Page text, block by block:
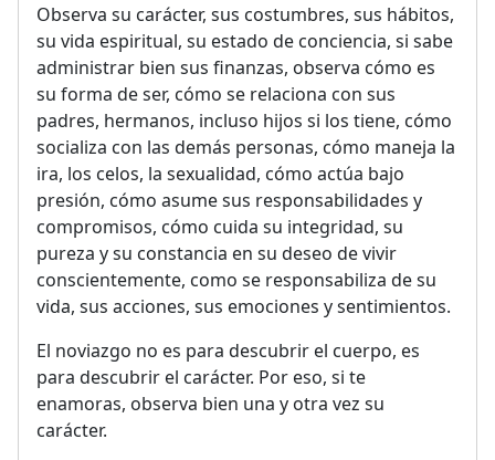
Observa su carácter, sus costumbres, sus hábitos,
su vida espiritual, su estado de conciencia, si sabe
administrar bien sus finanzas, observa cómo es
su forma de ser, cómo se relaciona con sus
padres, hermanos, incluso hijos si los tiene, cómo
socializa con las demás personas, cómo maneja la
ira, los celos, la sexualidad, cómo actúa bajo
presión, cómo asume sus responsabilidades y
compromisos, cómo cuida su integridad, su
pureza y su constancia en su deseo de vivir
conscientemente, como se responsabiliza de su
vida, sus acciones, sus emociones y sentimientos.
El noviazgo no es para descubrir el cuerpo, es
para descubrir el carácter. Por eso, si te
enamoras, observa bien una y otra vez su
carácter.